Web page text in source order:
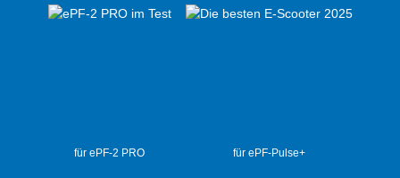
für ePF-2 PRO für ePF-Pulse+